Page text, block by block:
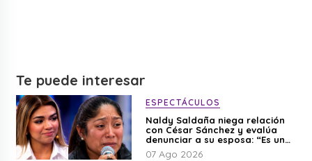
Te puede interesar
ESPECTÁCULOS
Naldy Saldaña niega relación
con César Sánchez y evalúa
denunciar a su esposa: “Es una
difamación”
07 Ago 2026